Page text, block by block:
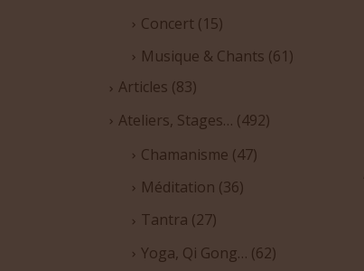
Concert (15)
Musique & Chants (61)
Articles (83)
Ateliers, Stages… (492)
Chamanisme (47)
Méditation (36)
Tantra (27)
Yoga, Qi Gong… (62)